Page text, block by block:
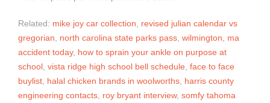
Related: mike joy car collection
revised julian calendar vs
gregorian
north carolina state parks pass wilmington, ma
accident today, how to sprain your ankle on purpose at
school vista ridge high school bell schedule face to face
buylist halal chicken brands in woolworths harris county
engineering contacts roy bryant interview, somfy tahoma